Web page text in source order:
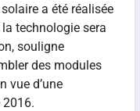
a été réalisée
technologie sera
souligne
des modules
vue d’une